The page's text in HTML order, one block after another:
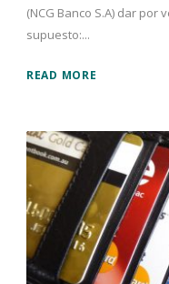
(NCG Banco S.A) dar
supuesto:...
READ MORE